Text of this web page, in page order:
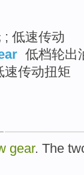
; 低速传动
低档轮出
速传动扭矩
gear. The